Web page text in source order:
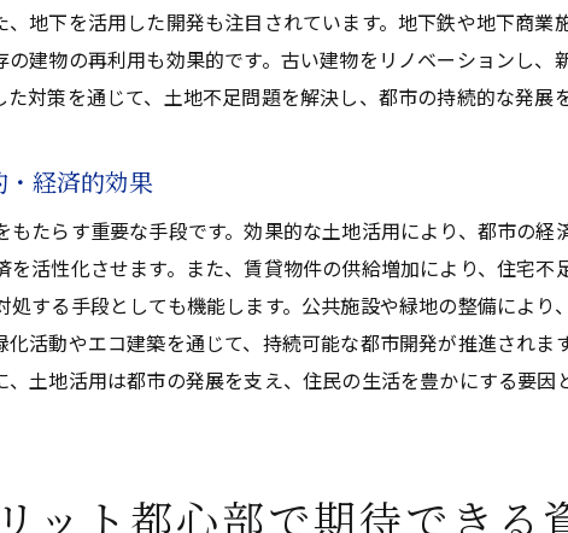
法律的課題への対処法
市場変動に対応する柔軟な戦略
環境問題への配慮と対策
都市部での土地活用を成功に導くための実
プロフェッショナルの活用
事前調査と計画の重要性
土地利用の法的遵守事項
リスク評価と管理の手法
土地活用の未来都心部での新たな可能性と
地下を活用した開発も注目されています。地下鉄や地下商
の建物の再利用も効果的です。古い建物をリノベーションし
対策を通じて、土地不足問題を解決し、都市の持続的な発展
経済的効果
たらす重要な手段です。効果的な土地活用により、都市の
活性化させます。また、賃貸物件の供給増加により、住宅不
する手段としても機能します。公共施設や緑地の整備によ
活動やエコ建築を通じて、持続可能な都市開発が推進され
土地活用は都市の発展を支え、住民の生活を豊かにする要因
ット都心部で期待できる